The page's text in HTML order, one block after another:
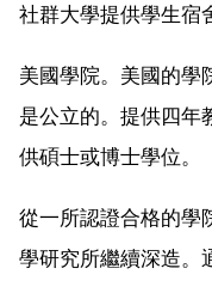
社群大學提供學生宿
美國學院。美國的學
是公立的。提供四年
供碩士或博士學位。
從一所認證合格的學
學研究所繼續深造。